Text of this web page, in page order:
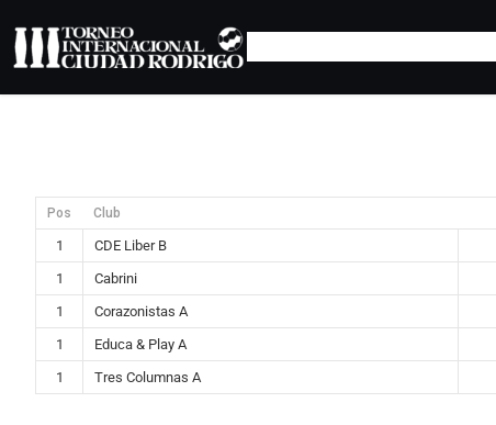
Pos Club
1 CDE Liber B
1
Cabrini
1
Corazonistas A
1
Educa & Play A
1
Tres Columnas A